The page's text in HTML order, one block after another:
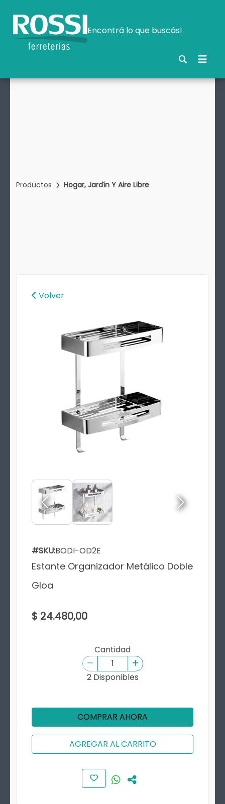
Encontrá lo que buscás!
Productos Hogar, Jardín Y Aire Libre
Volver
#SKU:BODI-OD2E
Estante Organizador Metálico Doble
Gloa
$ 24.480,00
Cantidad
2 Disponibles
COMPRAR AHORA
AGREGAR AL CARRITO